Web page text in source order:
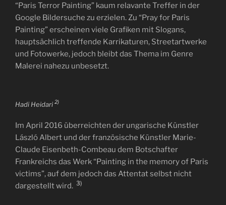
“Paris Terror Painting” kaum relavante Treffer in der
Google Bildersuche zu erzielen. Zu “Pray for Paris
Painting” erscheinen viele Grafiken mit Slogans,
hauptsächlich treffende Karrikaturen, Streetartwerke
und Fotowerke, jedoch bleibt das Thema im Genre
Malerei nahezu unbesetzt.
Hadi Heidari 2)
Im April 2016 überreichten der ungarische Künstler
László Albert und der französische Künstler Marie-
Claude Eisenbeth-Combeau dem Botschafter
Frankreichs das Werk “Painting in the memory of Paris
victims”, auf dem jedoch das Attentat selbst nicht
dargestellt wird. 3)